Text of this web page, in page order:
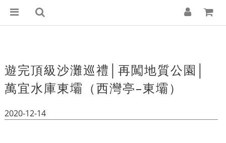
遊完頂級沙灘巡禮│再闖地質公園│
萬宜水庫東壩（西灣亭–東壩）
2020-12-14